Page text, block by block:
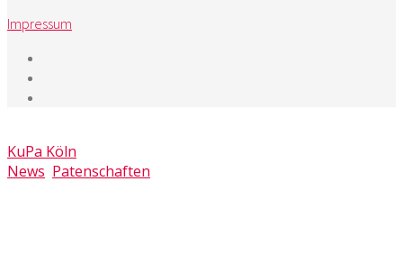
Impressum
KuPa Köln
News Patenschaften